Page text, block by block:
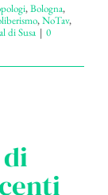
,Bologna,
,NoTav,
di Susa | 0